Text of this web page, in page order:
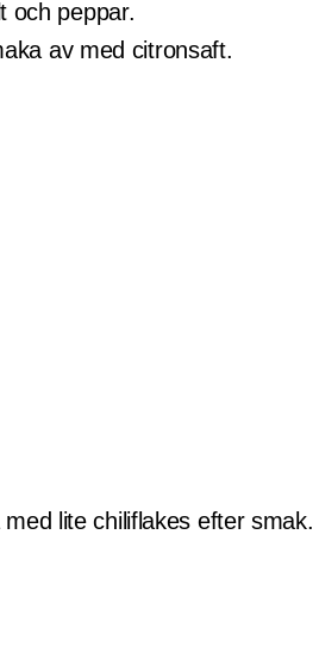
och peppar.
av med citronsaft.
lite chiliflakes efter smak.